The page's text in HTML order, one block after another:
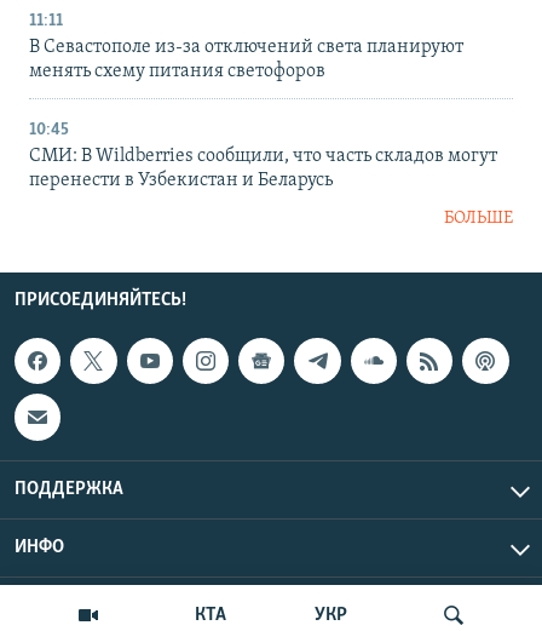
КТА УКР
11:11
В Севастополе из-за отключений света планируют
менять схему питания светофоров
10:45
СМИ: В Wildberries сообщили, что часть складов могут
перенести в Узбекистан и Беларусь
БОЛЬШЕ
ПРИСОЕДИНЯЙТЕСЬ!
ПОДДЕРЖКА
ИНФО
Copyright Крым.Реалии, 2026 | Все права защищены.
UTC+3